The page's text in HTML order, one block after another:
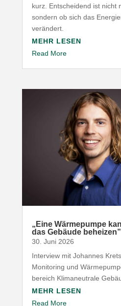
kurz. Entscheidend ist nicht
sondern ob sich das
verändert.
MEHR LESEN
Read More
„ Eine Wärme­pumpe
das Gebäude beheizen”
30. Juni 2026
Interview mit Johannes
Moni­toring und
be­reich Klima­neu­trale
MEHR LESEN
Read More